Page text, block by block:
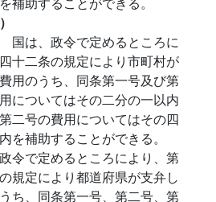
国は、政令で定めるところに
十二条の規定により市町村が
用のうち、同条第一号及び第
についてはその二分の一以内
二号の費用についてはその四
を補助することができる。
令で定めるところにより、第
規定により都道府県が支弁し
ち、同条第一号、第二号、第